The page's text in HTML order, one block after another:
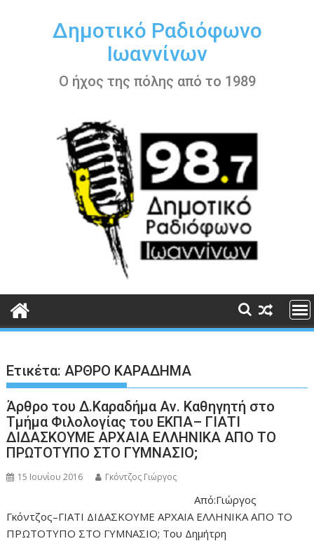
περιεχόμενοΔημοτικό Ραδιόφωνο
Ιωαννίνων
Ο ήχος της πόλης από το 1989
Ετικέτα:ΑΡΘΡΟ ΚΑΡΑΔΗΜΑ
Άρθρο του Δ.Καραδήμα Αν. Καθηγητή στο
Τμήμα Φιλολογίας του ΕΚΠΑ– ΓΙΑΤΙ
ΔΙΔΑΣΚΟΥΜΕ ΑΡΧΑΙΑ ΕΛΛΗΝΙΚΑ ΑΠΟ ΤΟ
ΠΡΩΤΟΤΥΠΟ ΣΤΟ ΓΥΜΝΑΣΙΟ;
15 Ιουνίου 2016 Γκόντζος Γιώργος
Από:Γιώργος
Γκόντζος–ΓΙΑΤΙ ΔΙΔΑΣΚΟΥΜΕ ΑΡΧΑΙΑ ΕΛΛΗΝΙΚΑ ΑΠΟ ΤΟ
ΠΡΩΤΟΤΥΠΟ ΣΤΟ ΓΥΜΝΑΣΙΟ; Του Δημήτρη